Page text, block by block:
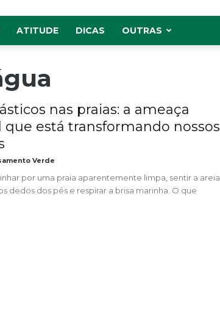
ATITUDE DICAS OUTRAS
nas praias: a ameaça
que está transformando nossos
Verde
por uma praia aparentemente limpa, sentir a areia
dedos dos pés e respirar a brisa marinha. O que